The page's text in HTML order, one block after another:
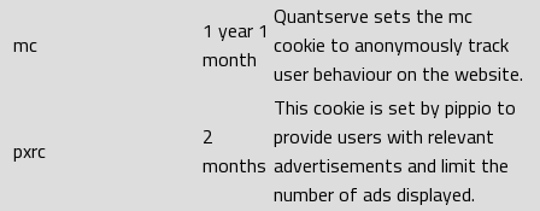
mc
1 year 1
month
Quantserve sets the mc
cookie to anonymously track
user behaviour on the website.
pxrc
2
months
This cookie is set by pippio to
provide users with relevant
advertisements and limit the
number of ads displayed.